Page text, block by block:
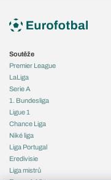
Soutěže
Premier League
LaLiga
Serie A
1. Bundesliga
Ligue 1
Chance Liga
Niké liga
Liga Portugal
Eredivisie
Liga mistrů